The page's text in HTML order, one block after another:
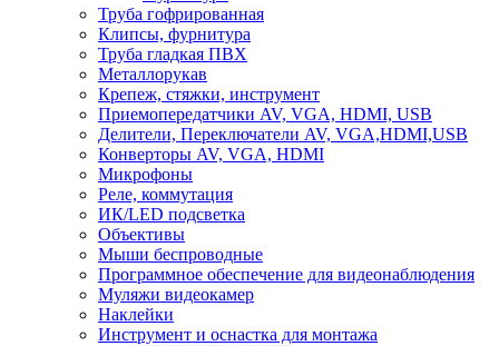
Труба гофрированная
Клипсы, фурнитура
Труба гладкая ПВХ
Металлорукав
Крепеж, стяжки, инструмент
Приемопередатчики AV, VGA, HDMI, USB
Делители, Переключатели AV, VGA,HDMI,USB
Конверторы AV, VGA, HDMI
Микрофоны
Реле, коммутация
ИК/LED подсветка
Объективы
Мыши беспроводные
Программное обеспечение для видеонаблюдения
Муляжи видеокамер
Наклейки
Инструмент и оснастка для монтажа